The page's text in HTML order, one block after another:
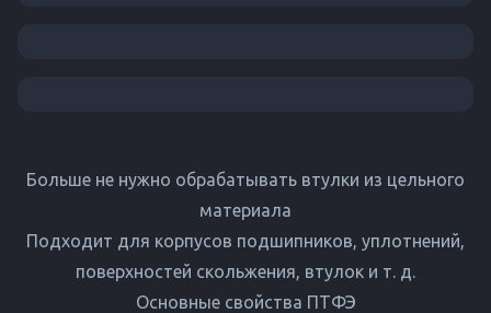
Больше не нужно обрабатывать втулки из цельного
материала
Подходит для корпусов подшипников, уплотнений,
поверхностей скольжения, втулок и т. д.
Основные свойства ПТФЭ